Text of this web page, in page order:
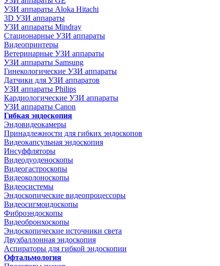
УЗИ аппараты Aloka Hitachi
3D УЗИ аппараты
УЗИ аппараты Mindray
Стационарные УЗИ аппараты
Видеопринтеры
Ветеринарные УЗИ аппараты
УЗИ аппараты Samsung
Гинекологические УЗИ аппараты
Датчики для УЗИ аппаратов
УЗИ аппараты Philips
Кардиологические УЗИ аппараты
УЗИ аппараты Canon
Гибкая эндоскопия
Эндовидеокамеры
Принадлежности для гибких эндоскопов
Видеокапсульная эндоскопия
Инсуффляторы
Видеодуоденоскопы
Видеогастроскопы
Видеоколоноскопы
Видеосистемы
Эндоскопические видеопроцессоры
Видеосигмоидоскопы
Фиброэндоскопы
Видеобронхоскопы
Эндоскопические источники света
Двухбаллонная эндоскопия
Аспираторы для гибкой эндоскопии
Офтальмология